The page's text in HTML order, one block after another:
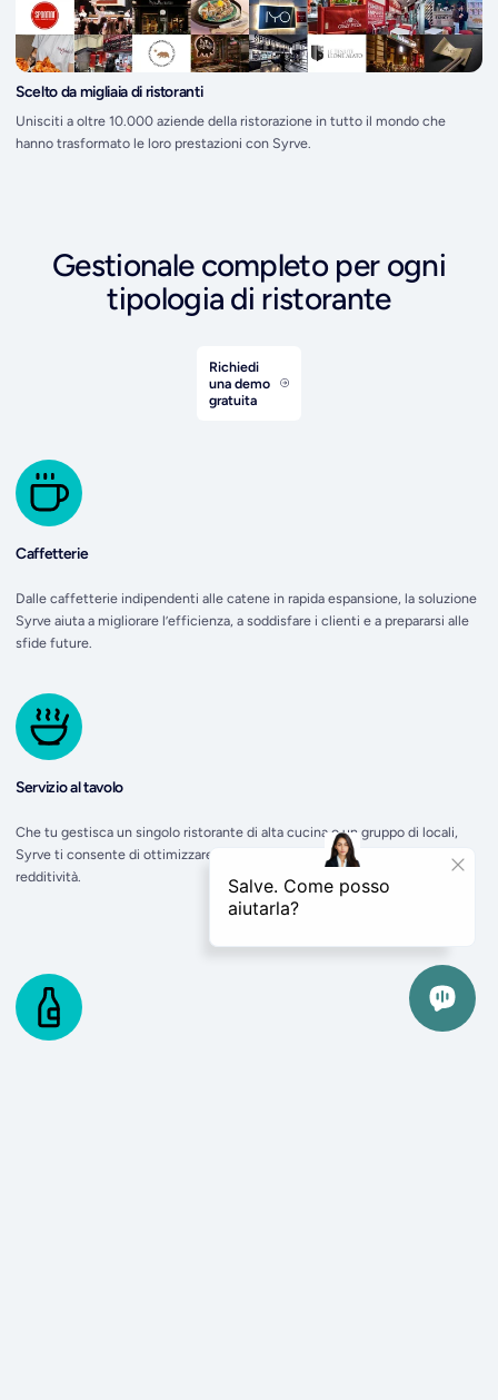
Scelto da migliaia di ristoranti
Unisciti a oltre 10.000 aziende della ristorazione in tutto il mondo che
hanno trasformato le loro prestazioni con Syrve.
Gestionale completo per ogni
tipologia di ristorante
Richiedi
una demo
gratuita
Caffetterie
Dalle caffetterie indipendenti alle catene in rapida espansione, la soluzione
Syrve aiuta a migliorare l’efficienza, a soddisfare i clienti e a prepararsi alle
sfide future.
Servizio al tavolo
Che tu gestisca un singolo ristorante di alta cucina o un gruppo di locali,
Syrve ti consente di ottimizzare il servizio, ridurre gli errori e aumentare la
redditività.